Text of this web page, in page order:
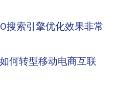
搜索引擎优化效果非常
何转型移动电商互联